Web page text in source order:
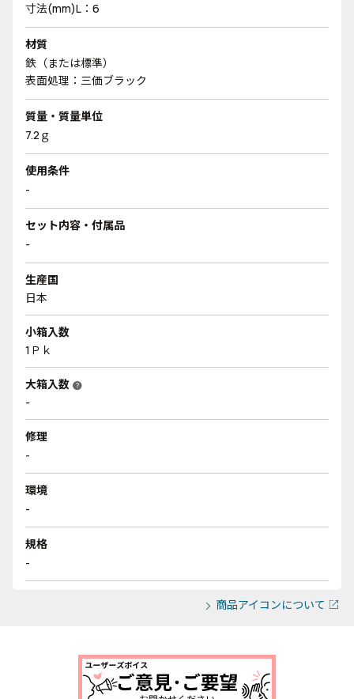
寸法(mm)L：6
材質
鉄（または標準）
表面処理：三価ブラック
質量・質量単位
7.2ｇ
使用条件
-
セット内容・付属品
-
生産国
日本
小箱入数
1Ｐｋ
大箱入数 help
-
修理
-
環境
-
規格
-
商品アイコンについて